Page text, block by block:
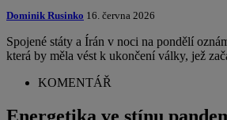
Dominik Rusinko 16. června 2026
Spojené státy a Írán v noci na pondělí
která by měla vést k ukončení války, jež
KOMENTÁŘ